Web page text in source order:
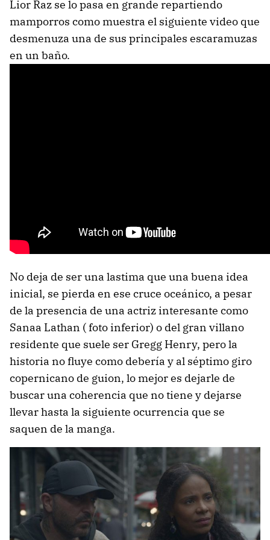
Lior Raz se lo pasa en grande repartiendo
mamporros como muestra el siguiente video que
desmenuza una de sus principales escaramuzas
en un baño.
No deja de ser una lastima que una buena idea
inicial, se pierda en ese cruce oceánico, a pesar
de la presencia de una actriz interesante como
Sanaa Lathan ( foto inferior) o del gran villano
residente que suele ser Gregg Henry, pero la
historia no fluye como debería y al séptimo giro
copernicano de guion, lo mejor es dejarle de
buscar una coherencia que no tiene y dejarse
llevar hasta la siguiente ocurrencia que se
saquen de la manga.